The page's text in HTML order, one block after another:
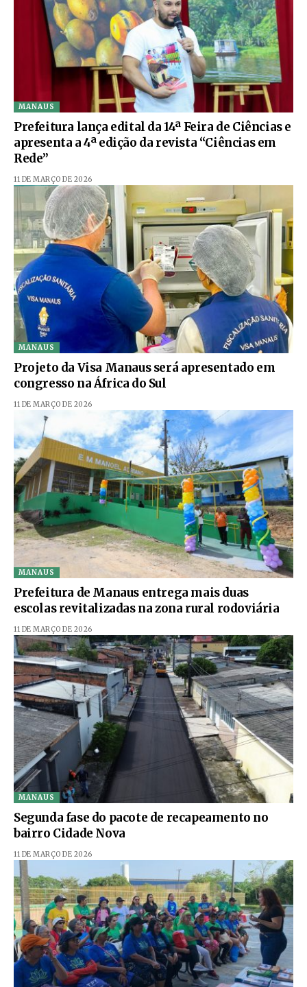
MANAUS
Prefeitura lança edital da 14ª Feira de Ciências e
apresenta a 4ª edição da revista “Ciências em
Rede”
11 DE MARÇO DE 2026
MANAUS
Projeto da Visa Manaus será apresentado em
congresso na África do Sul
11 DE MARÇO DE 2026
MANAUS
Prefeitura de Manaus entrega mais duas
escolas revitalizadas na zona rural rodoviária
11 DE MARÇO DE 2026
MANAUS
Segunda fase do pacote de recapeamento no
bairro Cidade Nova
11 DE MARÇO DE 2026